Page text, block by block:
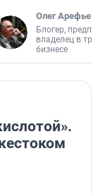
Олег Арефьев
Блогер,
владелец в
бизнесе